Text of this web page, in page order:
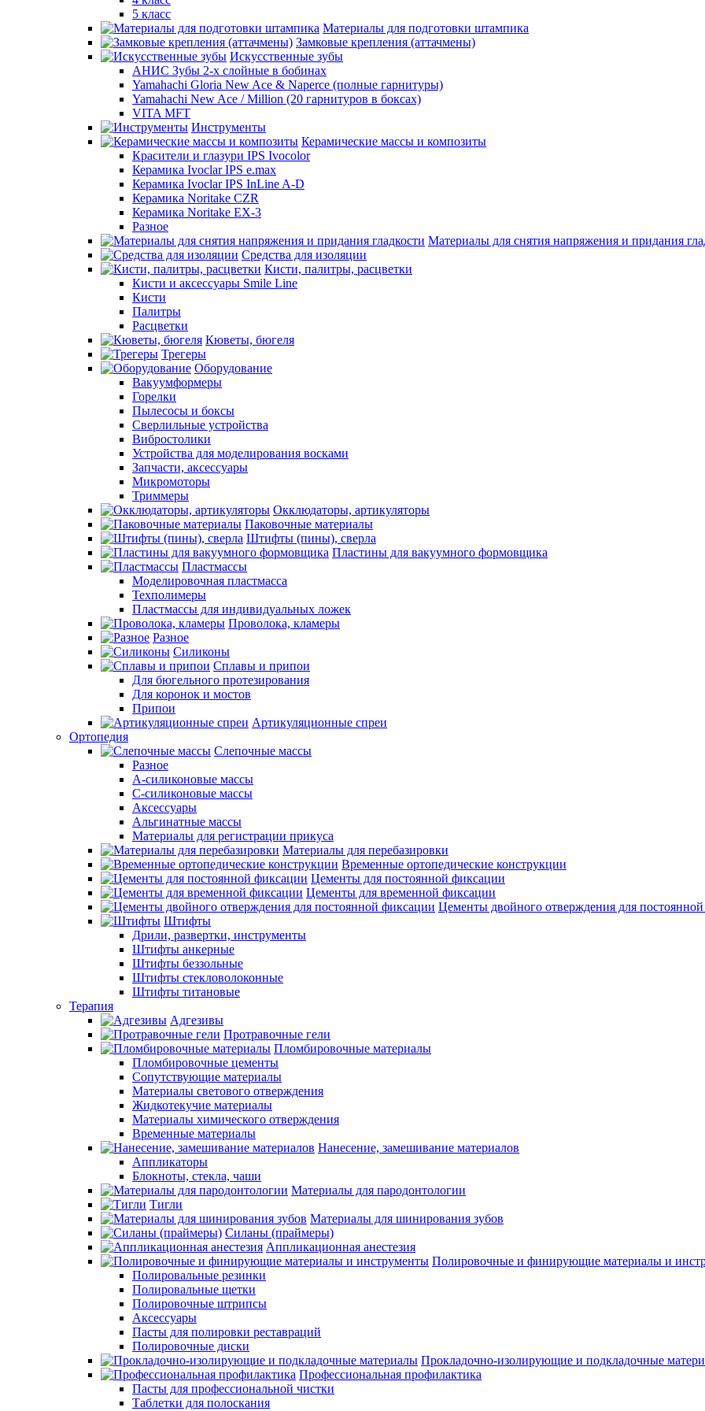
5 класс
Материалы для подготовки штампика
Замковые крепления (аттачмены)
Искусственные зубы
АНИС Зубы 2-х слойные в бобинах
Yamahachi Gloria New Ace & Naperce (полные гарнитуры)
Yamahachi New Ace / Million (20 гарнитуров в боксах)
VITA MFT
Инструменты
Керамические массы и композиты
Красители и глазури IPS Ivocolor
Керамика Ivoclar IPS e.max
Керамика Ivoclar IPS InLine A-D
Керамика Noritake CZR
Керамика Noritake EX-3
Разное
Материалы для снятия напряжения и придания
Средства для изоляции
Кисти, палитры, расцветки
Кисти и аксессуары Smile Line
Кисти
Палитры
Расцветки
Кюветы, бюгеля
Трегеры
Оборудование
Вакуумформеры
Горелки
Пылесосы и боксы
Сверлильные устройства
Вибростолики
Устройства для моделирования восками
Запчасти, аксессуары
Микромоторы
Триммеры
Окклюдаторы, артикуляторы
Паковочные материалы
Штифты (пины), сверла
Пластины для вакуумного формовщика
Пластмассы
Моделировочная пластмасса
Техполимеры
Пластмассы для индивидуальных ложек
Проволока, кламеры
Разное
Силиконы
Сплавы и припои
Для бюгельного протезирования
Для коронок и мостов
Припои
Артикуляционные спреи
Ортопедия
Слепочные массы
Разное
А-силиконовые массы
С-силиконовые массы
Аксессуары
Альгинатные массы
Материалы для регистрации прикуса
Материалы для перебазировки
Временные ортопедические конструкции
Цементы для постоянной фиксации
Цементы для временной фиксации
Цементы двойного отверждения для
Штифты
Дрили, развертки, инструменты
Штифты анкерные
Штифты беззольные
Штифты стекловолоконные
Штифты титановые
Терапия
Адгезивы
Протравочные гели
Пломбировочные материалы
Пломбировочные цементы
Сопутствующие материалы
Материалы светового отверждения
Жидкотекучие материалы
Материалы химического отверждения
Временные материалы
Нанесение, замешивание материалов
Аппликаторы
Блокноты, стекла, чаши
Материалы для пародонтологии
Тигли
Материалы для шинирования зубов
Силаны (праймеры)
Аппликационная анестезия
Полировочные и финирующие материалы и
Полировальные резинки
Полировальные щетки
Полировочные штрипсы
Аксессуары
Пасты для полировки реставраций
Полировочные диски
Прокладочно-изолирующие и подкладочные
Профессиональная профилактика
Пасты для профессиональной чистки
Таблетки для полоскания